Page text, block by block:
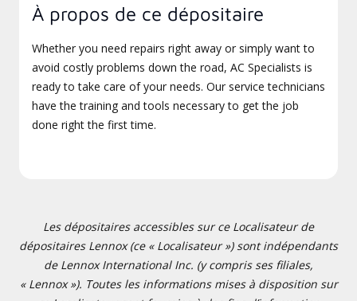
À propos de ce dépositaire
Whether you need repairs right away or simply want to
avoid costly problems down the road, AC Specialists is
ready to take care of your needs. Our service technicians
have the training and tools necessary to get the job
done right the first time.
Les dépositaires accessibles sur ce Localisateur de
dépositaires Lennox (ce « Localisateur ») sont indépendants
de Lennox International Inc. (y compris ses filiales,
« Lennox »). Toutes les informations mises à disposition sur